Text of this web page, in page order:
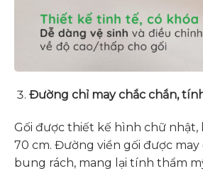
Đường chỉ may chắc chắn,
Gối được thiết kế hình chữ nhật,
70 cm. Đường viền gối được may
bung rách, mang lại tính thẩm